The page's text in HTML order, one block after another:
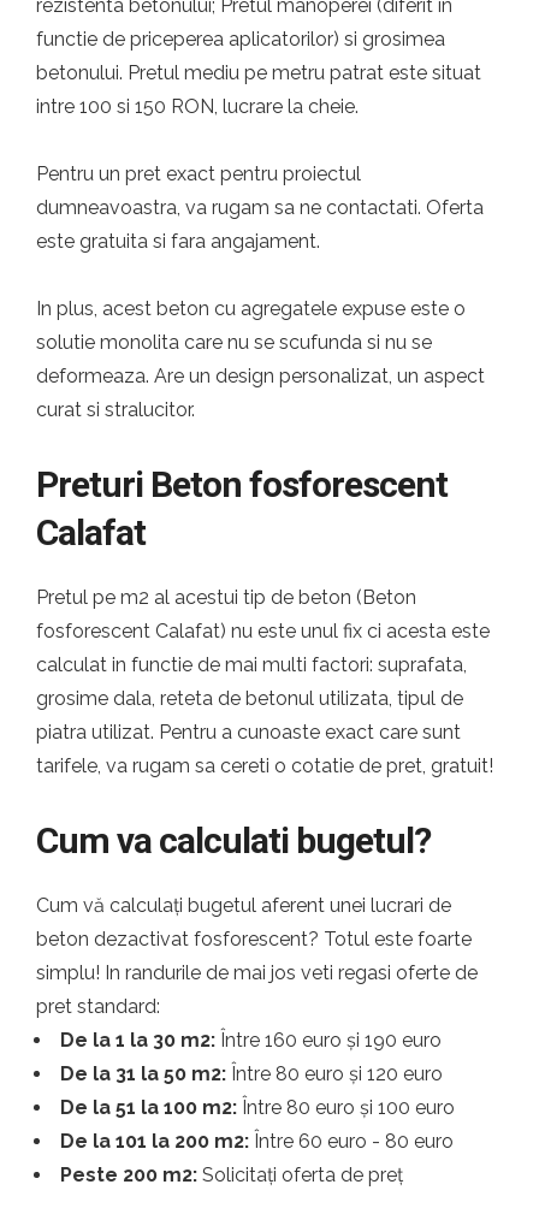
rezistenta betonului; Pretul manoperei (diferit in
functie de priceperea aplicatorilor) si grosimea
betonului. Pretul mediu pe metru patrat este situat
intre 100 si 150 RON, lucrare la cheie.
Pentru un pret exact pentru proiectul
dumneavoastra, va rugam sa ne contactati. Oferta
este gratuita si fara angajament.
In plus, acest beton cu agregatele expuse este o
solutie monolita care nu se scufunda si nu se
deformeaza. Are un design personalizat, un aspect
curat si stralucitor.
Preturi Beton fosforescent
Calafat
Pretul pe m2 al acestui tip de beton (Beton
fosforescent Calafat) nu este unul fix ci acesta este
calculat in functie de mai multi factori: suprafata,
grosime dala, reteta de betonul utilizata, tipul de
piatra utilizat. Pentru a cunoaste exact care sunt
tarifele, va rugam sa cereti o cotatie de pret, gratuit!
Cum va calculati bugetul?
Cum vă calculați bugetul aferent unei lucrari de
beton dezactivat fosforescent? Totul este foarte
simplu! In randurile de mai jos veti regasi oferte de
pret standard:
De la 1 la 30 m2: Între 160 euro și 190 euro
De la 31 la 50 m2: Între 80 euro și 120 euro
De la 51 la 100 m2: Între 80 euro și 100 euro
De la 101 la 200 m2: Între 60 euro - 80 euro
Peste 200 m2: Solicitați oferta de preț